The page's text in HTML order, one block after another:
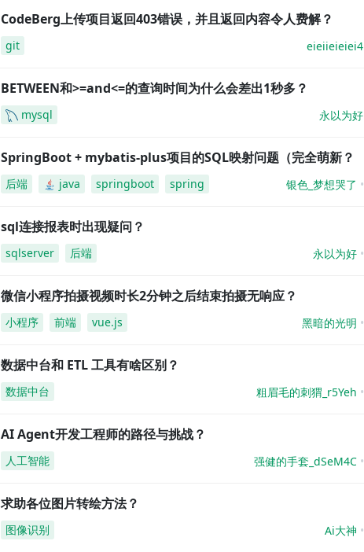
CodeBerg上传项目返回403错误，并且返回内容令人费解？
git eieiieieiei4
BETWEEN和>=and<=的查询时间为什么会差出1秒多？
mysql 永以为好
SpringBoot + mybatis-plus项目的SQL映射问题（完全萌新？
后端 java springboot spring 银色_梦想哭了
sql连接报表时出现疑问？
sqlserver 后端 永以为好
微信小程序拍摄视频时长2分钟之后结束拍摄无响应？
小程序 前端 vue.js 黑暗的光明
数据中台和 ETL 工具有啥区别？
数据中台 粗眉毛的刺猬_r5Yeh
AI Agent开发工程师的路径与挑战？
人工智能 强健的手套_dSeM4C
求助各位图片转绘方法？
图像识别 Ai大神